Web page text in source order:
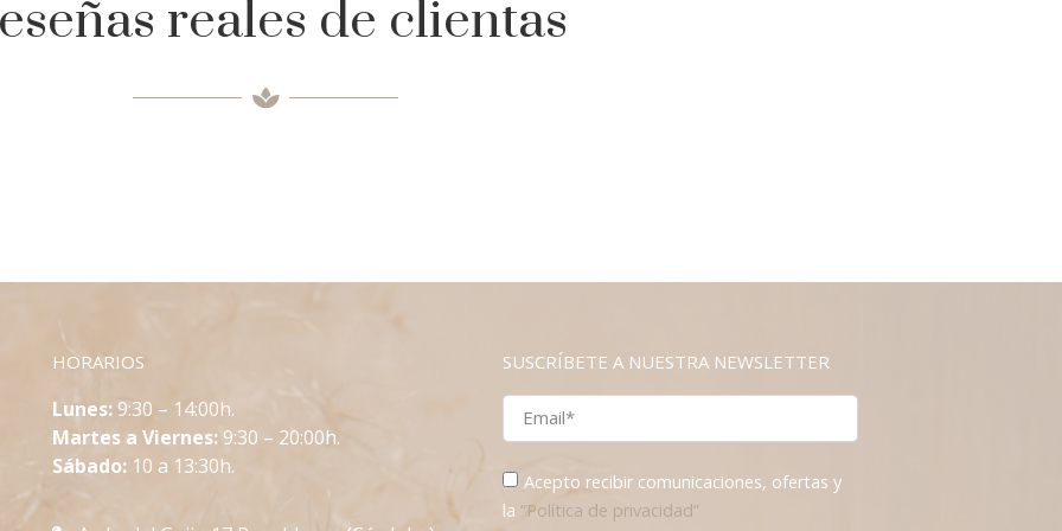
reales de clientas
HORARIOS
Lunes:9:30 – 14:00h.
Martes a Viernes:9:30 – 20:00h.
Sábado: 10 a 13:30h.
SUSCRÍBETE A NUESTRA NEWSLETTER
Acepto recibir comunicaciones, ofertas y
la “Política de privacidad”